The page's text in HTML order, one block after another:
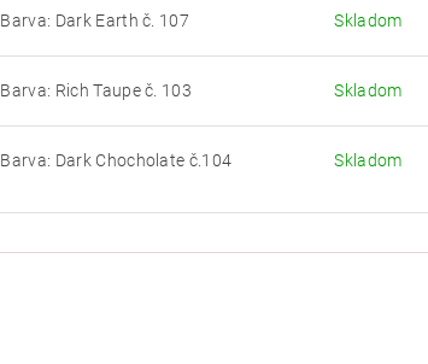
Barva: Dark Earth č. 107 Skladom
Barva: Rich Taupe č. 103 Skladom
Barva: Dark Chocholate č.104 Skladom